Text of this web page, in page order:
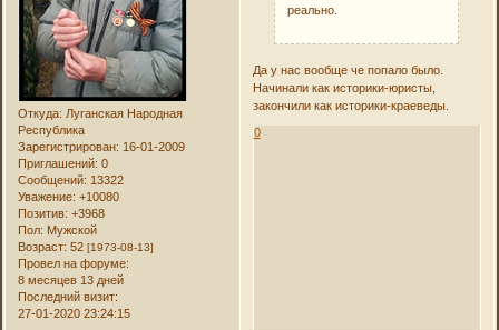
Откуда: Луганская Народная
Республика
Зарегистрирован: 16-01-2009
Приглашений: 0
Сообщений: 13322
Уважение: +10080
Позитив: +3968
Пол: Мужской
Возраст: 52[1973-08-13]
Провел на форуме:
8 месяцев 13 дней
Последний визит:
27-01-2020 23:24:15
реально.
Да у нас вообще че попало было.
Начинали как историки-юристы,
закончили как историки-краеведы.
0